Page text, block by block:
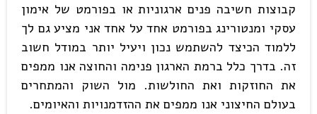
קבוצות חשיבה פנים ארגוניות או בפורמט של אימון
עסקי ומנטורינג בפורמט אחד על אחד אני מציע גם לך
ללמוד הכיצד להשתמש נכון ויעיל יותר במודל חשוב
זה. בדרך כלל ברמת הארגון פנימה והחוצה אנו ממפים
את החוזקות ואת החולשות. מול השוק והמתחרים
בעולם החיצוני אנו ממפים את ההזדמנויות והאיומים.